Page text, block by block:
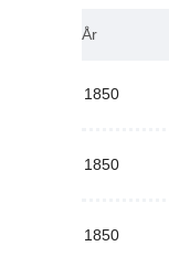
År
1850
1850
1850